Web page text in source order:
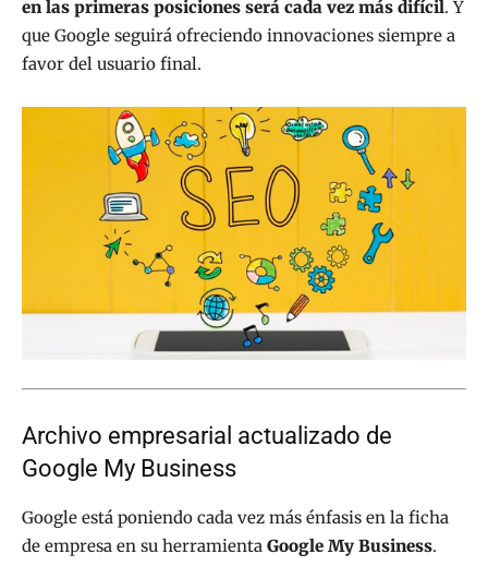
en las primeras posiciones será cada vez más difícil. Y
que Google seguirá ofreciendo innovaciones siempre a
favor del usuario final.
Archivo empresarial actualizado de
Google My Business
Google está poniendo cada vez más énfasis en la ficha
de empresa en su herramienta Google My Business.